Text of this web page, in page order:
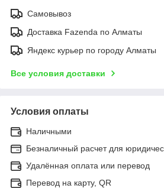
Самовывоз
Доставка Fazenda по Алматы
Яндекс курьер по городу Алматы
Все условия доставки
Условия оплаты
Наличными
Безналичный расчет для
Удалённая оплата или перевод
Перевод на карту, QR